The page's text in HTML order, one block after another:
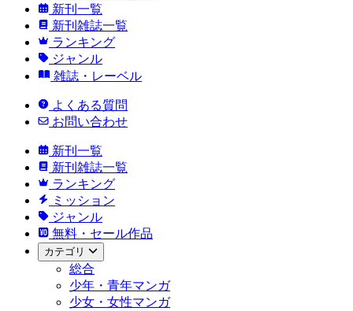
新刊一覧
新刊雑誌一覧
ランキング
ジャンル
雑誌・レーベル
よくある質問
お問い合わせ
新刊一覧
新刊雑誌一覧
ランキング
ミッション
ジャンル
無料・セール作品
カテゴリ
総合
少年・青年マンガ
少女・女性マンガ